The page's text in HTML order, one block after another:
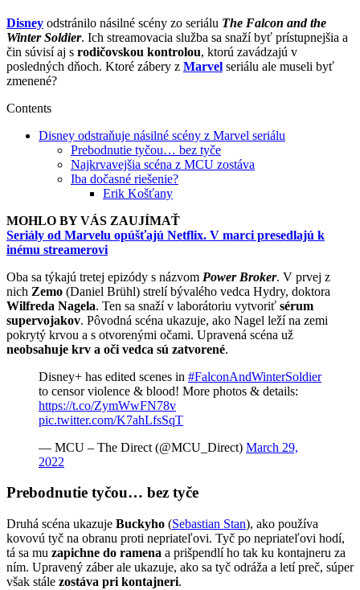
Disney odstránilo násilné scény zo seriálu The Falcon and the
Winter Soldier. Ich streamovacia služba sa snaží byť prístupnejšia a
čin súvisí aj s rodičovskou kontrolou, ktorú zavádzajú v
posledných dňoch. Ktoré zábery z Marvel seriálu ale museli byť
zmenené?
Contents
Disney odstraňuje násilné scény z Marvel seriálu
Prebodnutie tyčou… bez tyče
Najkrvavejšia scéna z MCU zostáva
Iba dočasné riešenie?
Erik Košťany
MOHLO BY VÁS ZAUJÍMAŤ
Seriály od Marvelu opúšťajú Netflix. V marci presedlajú k
inému streamerovi
Oba sa týkajú tretej epizódy s názvom Power Broker. V prvej z
nich Zemo (Daniel Brühl) strelí bývalého vedca Hydry, doktora
Wilfreda Nagela. Ten sa snaží v laborátoriu vytvoriť sérum
supervojakov. Pôvodná scéna ukazuje, ako Nagel leží na zemi
pokrytý krvou a s otvorenými očami. Upravená scéna už
neobsahuje krv a oči vedca sú zatvorené.
Disney+ has edited scenes in #FalconAndWinterSoldier
to censor violence & blood! More photos & details:
https://t.co/ZymWwFN78v
pic.twitter.com/K7ahLfsSqT
— MCU – The Direct (@MCU_Direct) March 29,
2022
Prebodnutie tyčou… bez tyče
Druhá scéna ukazuje Buckyho (Sebastian Stan), ako používa
kovovú tyč na obranu proti nepriateľovi. Tyč po nepriateľovi hodí,
tá sa mu zapichne do ramena a prišpendlí ho tak ku kontajneru za
ním. Upravený záber ale ukazuje, ako sa tyč odráža a letí preč, súper
však stále zostáva pri kontajneri.